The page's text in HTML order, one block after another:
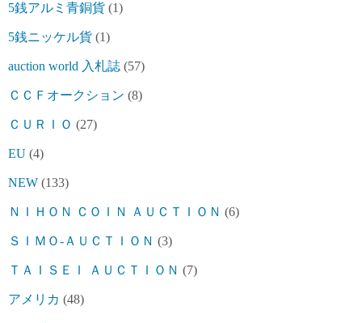
5銭アルミ青銅貨 (1)
5銭ニッケル貨 (1)
auction world 入札誌 (57)
ＣＣＦオークション (8)
ＣＵＲＩＯ (27)
EU (4)
NEW (133)
ＮＩＨＯＮ ＣＯＩＮ ＡＵＣＴＩＯＮ (6)
ＳＩＭＯ-ＡＵＣＴＩＯＮ (3)
ＴＡＩＳＥＩ ＡＵＣＴＩＯＮ (7)
アメリカ (48)